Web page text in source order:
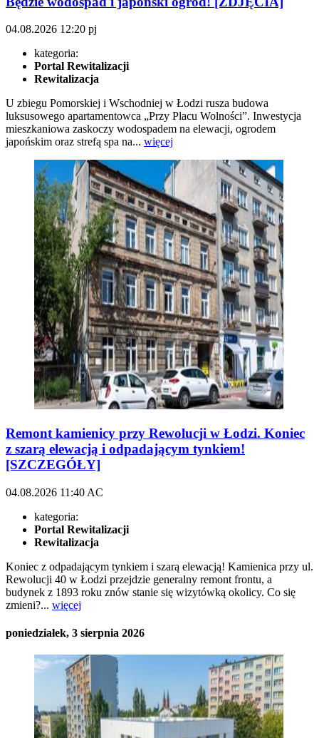
04.08.2026 12:20 pj
kategoria:
Portal Rewitalizacji
Rewitalizacja
U zbiegu Pomorskiej i Wschodniej w Łodzi rusza budowa
luksusowego apartamentowca „Przy Placu Wolności”. Inwestycja
mieszkaniowa zaskoczy wodospadem na elewacji, ogrodem
japońskim oraz strefą spa na... więcej
Remont kamienicy przy Rewolucji w Łodzi. Koniec
z szarą elewacją i odpadającym tynkiem!
[SZCZEGÓŁY]
04.08.2026 11:40 AC
kategoria:
Portal Rewitalizacji
Rewitalizacja
Koniec z odpadającym tynkiem i szarą elewacją! Kamienica przy ul.
Rewolucji 40 w Łodzi przejdzie generalny remont frontu, a
budynek z 1893 roku znów stanie się wizytówką okolicy. Co się
zmieni?... więcej
poniedziałek, 3 sierpnia 2026